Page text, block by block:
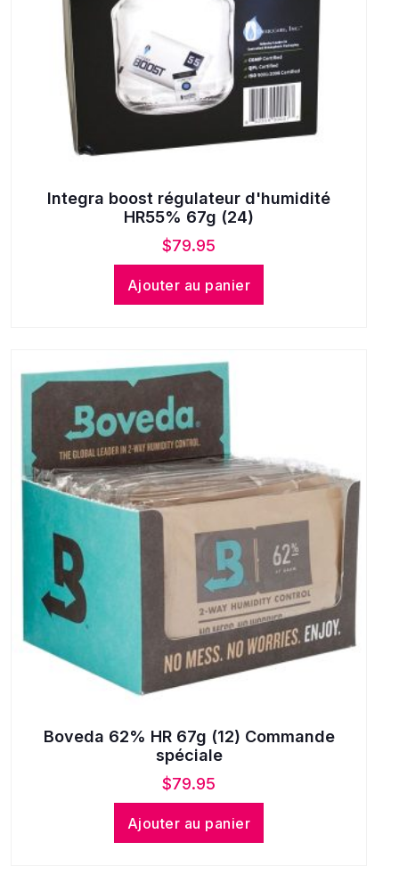
Integra boost régulateur d'humidité
HR55% 67g (24)
$79.95
Ajouter au panier
Boveda 62% HR 67g (12) Commande
spéciale
$79.95
Ajouter au panier